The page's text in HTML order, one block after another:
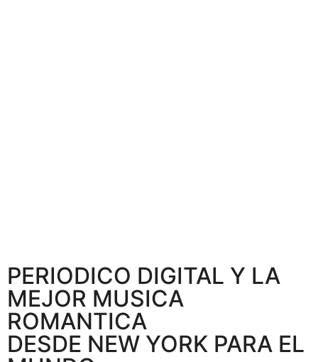
PERIODICO DIGITAL Y LA
MEJOR MUSICA
ROMANTICA
DESDE NEW YORK PARA EL